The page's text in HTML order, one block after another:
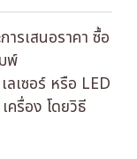
ารเสนอราคา ซื้อ
พ์
เซอร์ หรือ LED
ครื่อง โดยวิธี